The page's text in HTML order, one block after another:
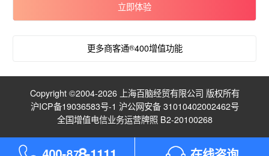
立即体验
更多商客通®400增值功能
Copyright ©2004-2026 上海百脑经贸有限公司 版权所有
沪ICP备19036583号-1 沪公网安备 31010402002462号
全国增值电信业务运营牌照 B2-20100268